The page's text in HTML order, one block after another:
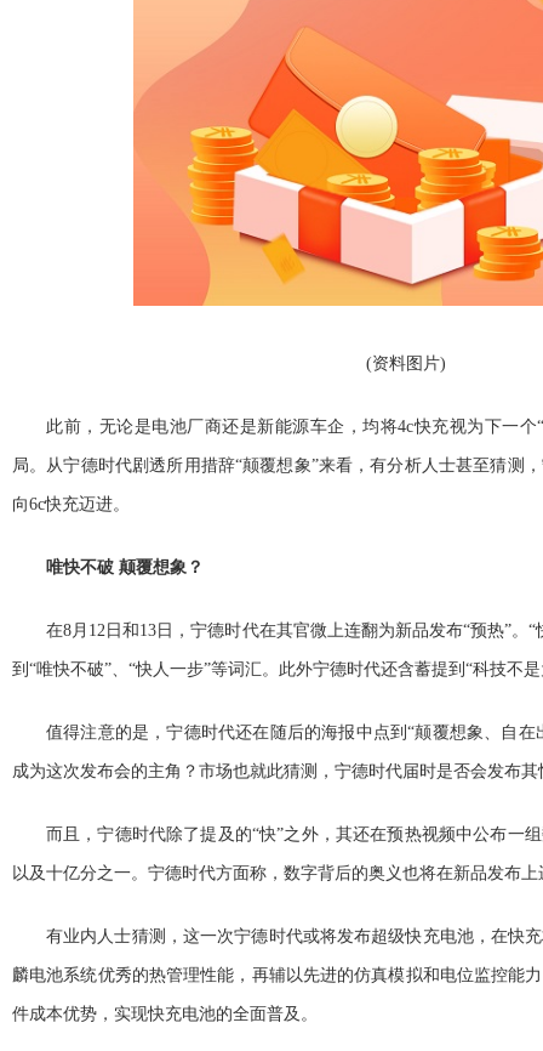
(资料图片)
此前，无论是电池厂商还是新能源车企，均将4c快充视为下一
局。从宁德时代剧透所用措辞“颠覆想象”来看，有分析人士甚至猜测
向6c快充迈进。
唯快不破 颠覆想象？
在8月12日和13日，宁德时代在其官微上连翻为新品发布“预热”。
到“唯快不破”、“快人一步”等词汇。此外宁德时代还含蓄提到“科技不
值得注意的是，宁德时代还在随后的海报中点到“颠覆想象、自在
成为这次发布会的主角？市场也就此猜测，宁德时代届时是否会发布
而且，宁德时代除了提及的“快”之外，其还在预热视频中公布一
以及十亿分之一。宁德时代方面称，数字背后的奥义也将在新品发布
有业内人士猜测，这一次宁德时代或将发布超级快充电池，在快
麟电池系统优秀的热管理性能，再辅以先进的仿真模拟和电位监控能
件成本优势，实现快充电池的全面普及。